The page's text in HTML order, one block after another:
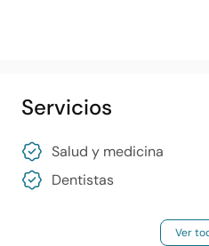
Servicios
Salud y medicina
Dentistas
Ver